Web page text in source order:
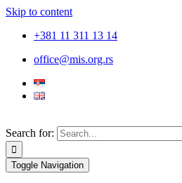
Skip to content
+381 11 311 13 14
office@mis.org.rs
Search for:
Toggle Navigation